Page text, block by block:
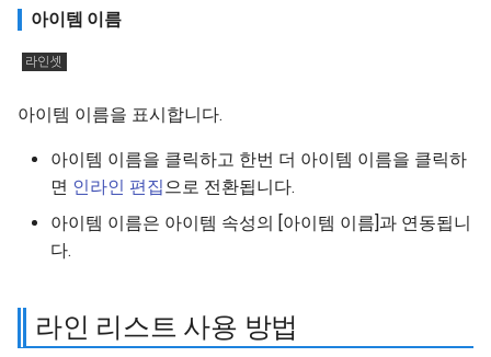
아이템 이름
아이템 이름을 표시합니다.
아이템 이름을 클릭하고 한번 더 아이템 이름을 클릭하
면 인라인 편집 으로 전환됩니다.
아이템 이름은 아이템 속성의 [아이템 이름]과 연동됩니
다.
라인 리스트 사용 방법